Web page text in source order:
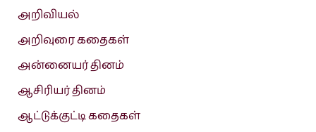
அறிவியல்
அறிவுரை கதைகள்
அன்னையர் தினம்
ஆசிரியர் தினம்
ஆட்டுக்குட்டி கதைகள்